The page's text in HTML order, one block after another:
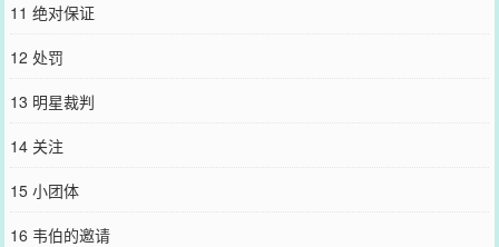
11 绝对保证
12 处罚
13 明星裁判
14 关注
15 小团体
16 韦伯的邀请